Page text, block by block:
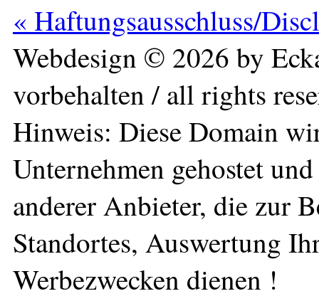
« Haftungsausschluss/
Webdesign © 2026 by
vorbehalten / all rights
Hinweis: Diese Domain
Unternehmen gehostet
anderer Anbieter, die zur
Standortes, Auswertung
Werbezwecken dienen !